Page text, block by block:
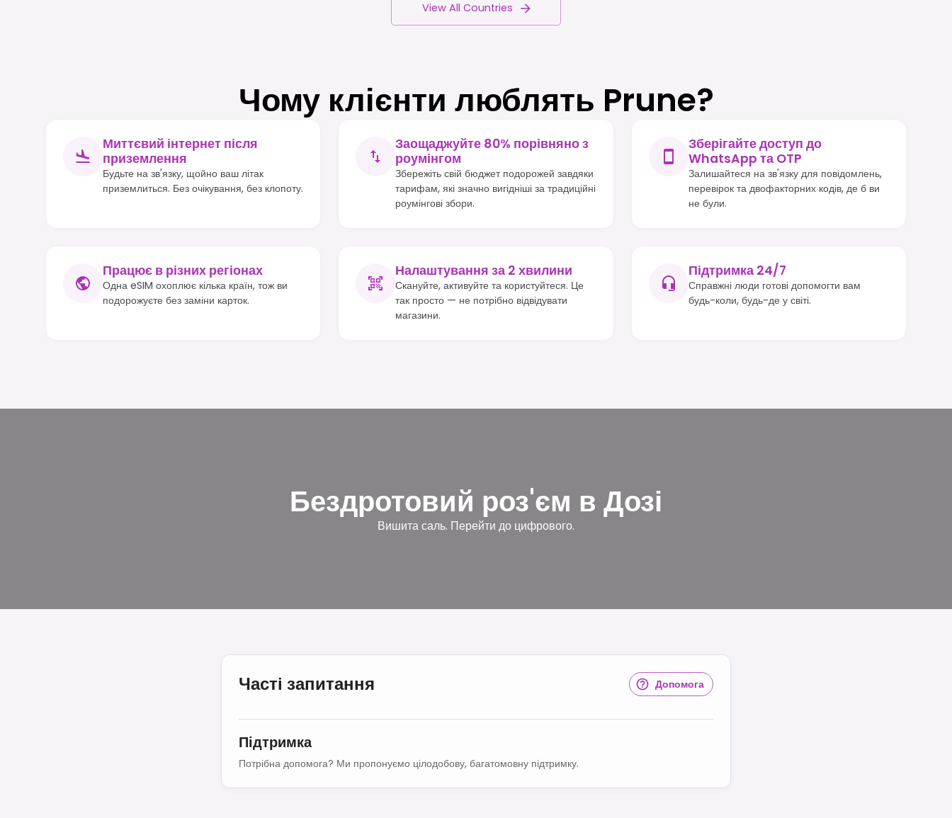
View All Countries
Чому клієнти люблять Prune?
Миттєвий інтернет після
приземлення
Будьте на зв'язку, щойно ваш літак
приземлиться. Без очікування, без клопоту.
Заощаджуйте 80% порівняно з
роумінгом
Збережіть свій бюджет подорожей завдяки
тарифам, які значно вигідніші за традиційні
роумінгові збори.
Зберігайте доступ до
WhatsApp та OTP
Залишайтеся на зв'язку для повідомлень,
перевірок та двофакторних кодів, де б ви
не були.
Працює в різних регіонах
Одна eSIM охоплює кілька країн, тож ви
подорожуєте без заміни карток.
Налаштування за 2 хвилини
Скануйте, активуйте та користуйтеся. Це
так просто — не потрібно відвідувати
магазини.
Підтримка 24/7
Справжні люди готові допомогти вам
будь-коли, будь-де у світі.
Бездротовий роз'єм в Дозі
Вишита саль. Перейти до цифрового.
Часті запитання Допомога
Підтримка
Потрібна допомога? Ми пропонуємо цілодобову, багатомовну підтримку.